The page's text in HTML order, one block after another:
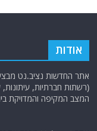
ביצירות הכלולות בכתבות.
להסירה מהכתבה, אנא פנה
תגיות